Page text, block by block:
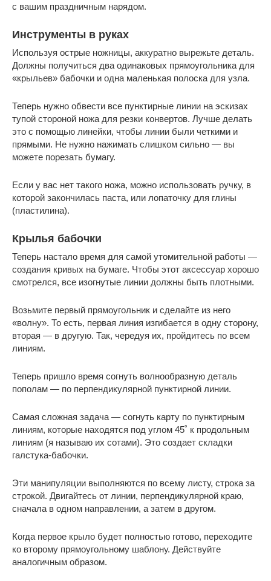
с вашим праздничным нарядом.
Инструменты в руках
Используя острые ножницы, аккуратно вырежьте деталь.
Должны получиться два одинаковых прямоугольника для
«крыльев» бабочки и одна маленькая полоска для узла.
Теперь нужно обвести все пунктирные линии на эскизах
тупой стороной ножа для резки конвертов. Лучше делать
это с помощью линейки, чтобы линии были четкими и
прямыми. Не нужно нажимать слишком сильно — вы
можете порезать бумагу.
Если у вас нет такого ножа, можно использовать ручку, в
которой закончилась паста, или лопаточку для глины
(пластилина).
Крылья бабочки
Теперь настало время для самой утомительной работы —
создания кривых на бумаге. Чтобы этот аксессуар хорошо
смотрелся, все изогнутые линии должны быть плотными.
Возьмите первый прямоугольник и сделайте из него
«волну». То есть, первая линия изгибается в одну сторону,
вторая — в другую. Так, чередуя их, пройдитесь по всем
линиям.
Теперь пришло время согнуть волнообразную деталь
пополам — по перпендикулярной пунктирной линии.
Самая сложная задача — согнуть карту по пунктирным
линиям, которые находятся под углом 45˚ к продольным
линиям (я называю их сотами). Это создает складки
галстука-бабочки.
Эти манипуляции выполняются по всему листу, строка за
строкой. Двигайтесь от линии, перпендикулярной краю,
сначала в одном направлении, а затем в другом.
Когда первое крыло будет полностью готово, переходите
ко второму прямоугольному шаблону. Действуйте
аналогичным образом.